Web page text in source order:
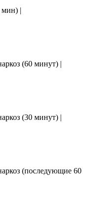
мин) |
(60 минут) |
(30 минут) |
(последующие 60